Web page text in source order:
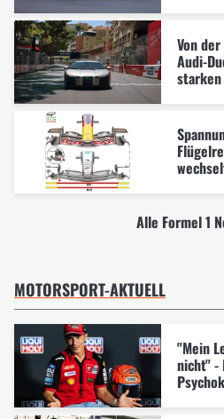
Von
Audi-
Alle Formel 1
MOTORSPORT-AKTUELL
"Mein
nicht" -